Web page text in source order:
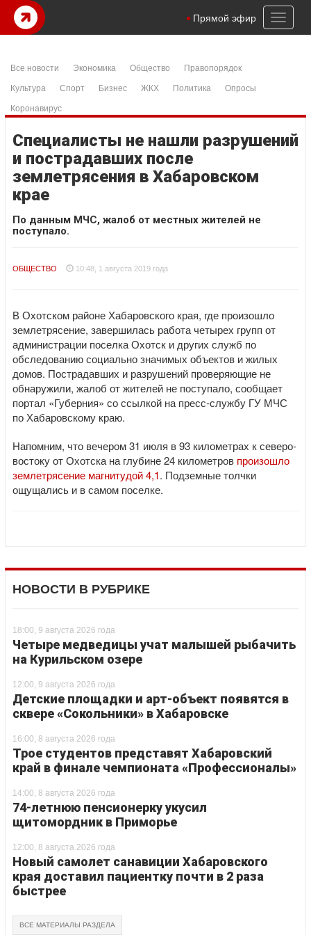
Toggle
Прямой эфир
Все новости Экономика Общество
Правопорядок
Культура
Спорт Бизнес ЖКХ Политика
Опросы
Коронавирус
Специалисты не нашли разрушений
и пострадавших после
землетрясения в Хабаровском
крае
По данным МЧС, жалоб от местных жителей не
поступало.
ОБЩЕСТВО 10:48, 1 августа 2019 года
В Охотском районе Хабаровского края, где произошло
землетрясение, завершилась работа четырех групп от
администрации поселка Охотск и других служб по
обследованию социально значимых объектов и жилых
домов. Пострадавших и разрушений проверяющие не
обнаружили, жалоб от жителей не поступало, сообщает
портал «Губерния» со ссылкой на пресс-службу ГУ МЧС
по Хабаровскому краю.
Напомним, что вечером 31 июля в 93 километрах к северо-
востоку от Охотска на глубине 24 километров произошло
землетрясение магнитудой 4,1. Подземные толчки
ощущались и в самом поселке.
НОВОСТИ В РУБРИКЕ
18:00, 9 августа 2026 года
Четыре медведицы учат малышей рыбачить
на Курильском озере
12:00, 9 августа 2026 года
Детские площадки и арт-объект появятся в
сквере «Сокольники» в Хабаровске
16:00, 8 августа 2026 года
Трое студентов представят Хабаровский
край в финале чемпионата «Профессионалы»
14:00, 8 августа 2026 года
74-летнюю пенсионерку укусил
щитомордник в Приморье
12:00, 8 августа 2026 года
Новый самолет санавиции Хабаровского
края доставил пациентку почти в 2 раза
быстрее
ВСЕ МАТЕРИАЛЫ РАЗДЕЛА